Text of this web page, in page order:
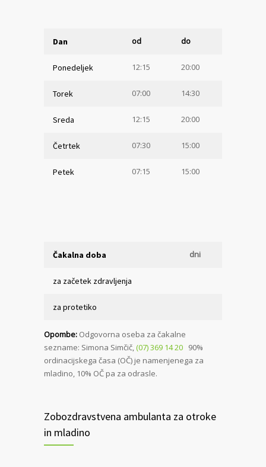
Dan od do
Ponedeljek 12:15 20:00
Torek 07:00 14:30
Sreda 12:15 20:00
Četrtek 07:30 15:00
Petek 07:15 15:00
Čakalna doba dni
za začetek zdravljenja
za protetiko
Opombe: Odgovorna oseba za čakalne
sezname: Simona Simčič,(07) 369 14 20 90%
ordinacijskega časa (OČ) je namenjenega za
mladino, 10% OČ pa za odrasle.
Zobozdravstvena ambulanta za otroke
in mladino